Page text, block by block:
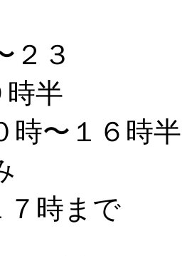
２３
時半
時〜１６時半
７時まで